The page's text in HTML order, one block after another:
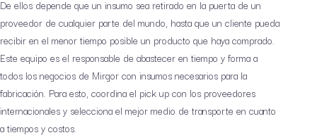
De ellos depende que un insumo sea retirado en la puerta de un
proveedor de cualquier parte del mundo, hasta que un cliente pueda
recibir en el menor tiempo posible un producto que haya comprado.
Este equipo es el responsable de abastecer en tiempo y forma a
todos los negocios de Mirgor con insumos necesarios para la
fabricación. Para esto, coordina el pick up con los proveedores
internacionales y selecciona el mejor medio de transporte en cuanto
a tiempos y costos.